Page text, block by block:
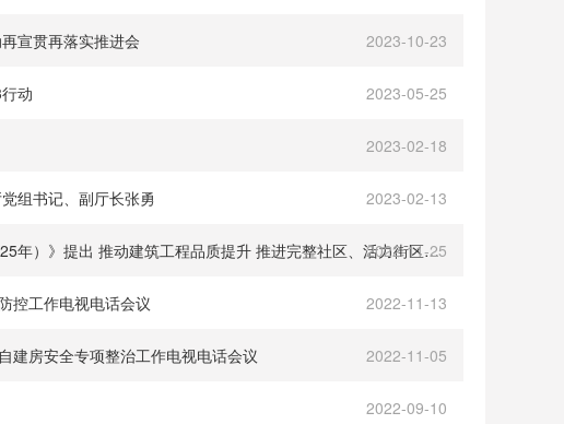
宣贯再落实推进会 2023-10-23
动 2023-05-25
2023-02-18
组书记、副厅长张勇 2023-02-13
18部门联合印发《进一步提高产品、工程和服务质量行动方案（2022~2025年）》提出 推动建筑工程品质提升 推进完整社区、活力街区建设
2022-11-25
控工作电视电话会议 2022-11-13
建房安全专项整治工作电视电话会议 2022-11-05
2022-09-10